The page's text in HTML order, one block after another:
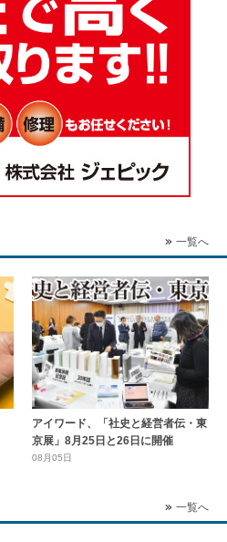
一覧へ
アイワード、「社史と経営者伝・東
京展」8月25日と26日に開催
08月05日
一覧へ